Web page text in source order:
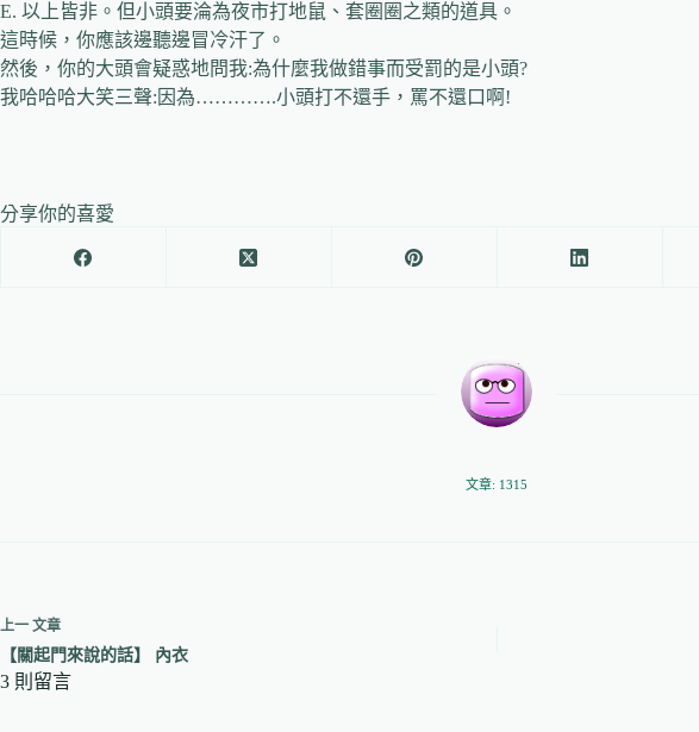
E. 以上皆非。但小頭要淪為夜市打地鼠、套圈圈之類的道具。
這時候，你應該邊聽邊冒冷汗了。
然後，你的大頭會疑惑地問我:為什麼我做錯事而受罰的是小頭?
我哈哈哈大笑三聲:因為………….小頭打不還手，罵不還口啊!
分享你的喜愛
文章: 1315
上一 文章
【關起門來說的話】 內衣
3 則留言